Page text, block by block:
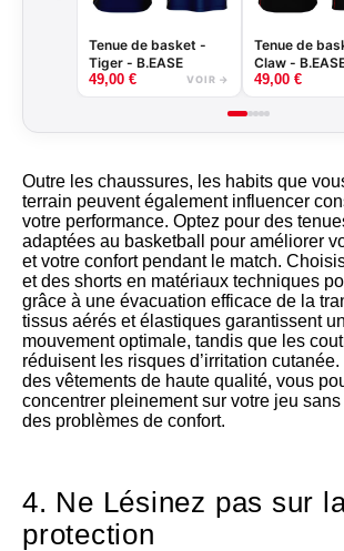
Tenue de basket -
Tiger - B.EASE
49,00 € VOIR →
Tenue de
Claw -
49,00 €
Outre les chaussures, les habits que
terrain peuvent également influencer
votre performance. Optez pour des
adaptées au basketball pour améliorer
et votre confort pendant le match.
et des shorts en matériaux techniques
grâce à une évacuation efficace de la
tissus aérés et élastiques garantissent
mouvement optimale, tandis que les
réduisent les risques d’irritation
des vêtements de haute qualité, vous
concentrer pleinement sur votre jeu
des problèmes de confort.
4. Ne Lésinez pas sur
protection